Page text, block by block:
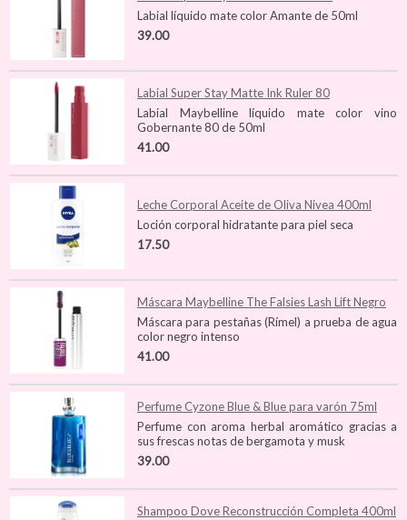
Labial líquido mate color Amante de 50ml
39.00
Labial Super Stay Matte Ink Ruler 80
Labial Maybelline líquido mate color vino
Gobernante 80 de 50ml
41.00
Leche Corporal Aceite de Oliva Nivea 400ml
Loción corporal hidratante para piel seca
17.50
Máscara Maybelline The Falsies Lash Lift Negro
Máscara para pestañas (Rímel) a prueba de agua
color negro intenso
41.00
Perfume Cyzone Blue & Blue para varón 75ml
Perfume con aroma herbal aromático gracias a
sus frescas notas de bergamota y musk
39.00
Shampoo Dove Reconstrucción Completa 400ml